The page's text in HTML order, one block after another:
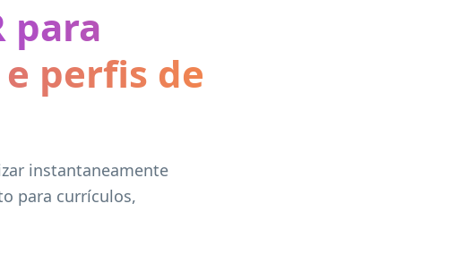
para
perfis de
instantaneamente
para currículos,